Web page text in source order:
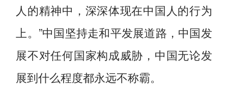
人的精神中，深深体现在中国人的行为
上。”中国坚持走和平发展道路，中国发
展不对任何国家构成威胁，中国无论发
展到什么程度都永远不称霸。